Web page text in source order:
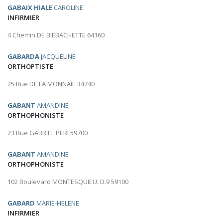
GABAIX HIALE CAROLINE
INFIRMIER
4 Chemin DE BIEBACHETTE 64160
GABARDAJACQUELINE
ORTHOPTISTE
25 Rue DE LA MONNAIE 34740
GABANT AMANDINE
ORTHOPHONISTE
23 Rue GABRIEL PERI 59700
GABANT AMANDINE
ORTHOPHONISTE
102 Boulevard MONTESQUIEU. D.9 59100
GABARD MARIE-HELENE
INFIRMIER